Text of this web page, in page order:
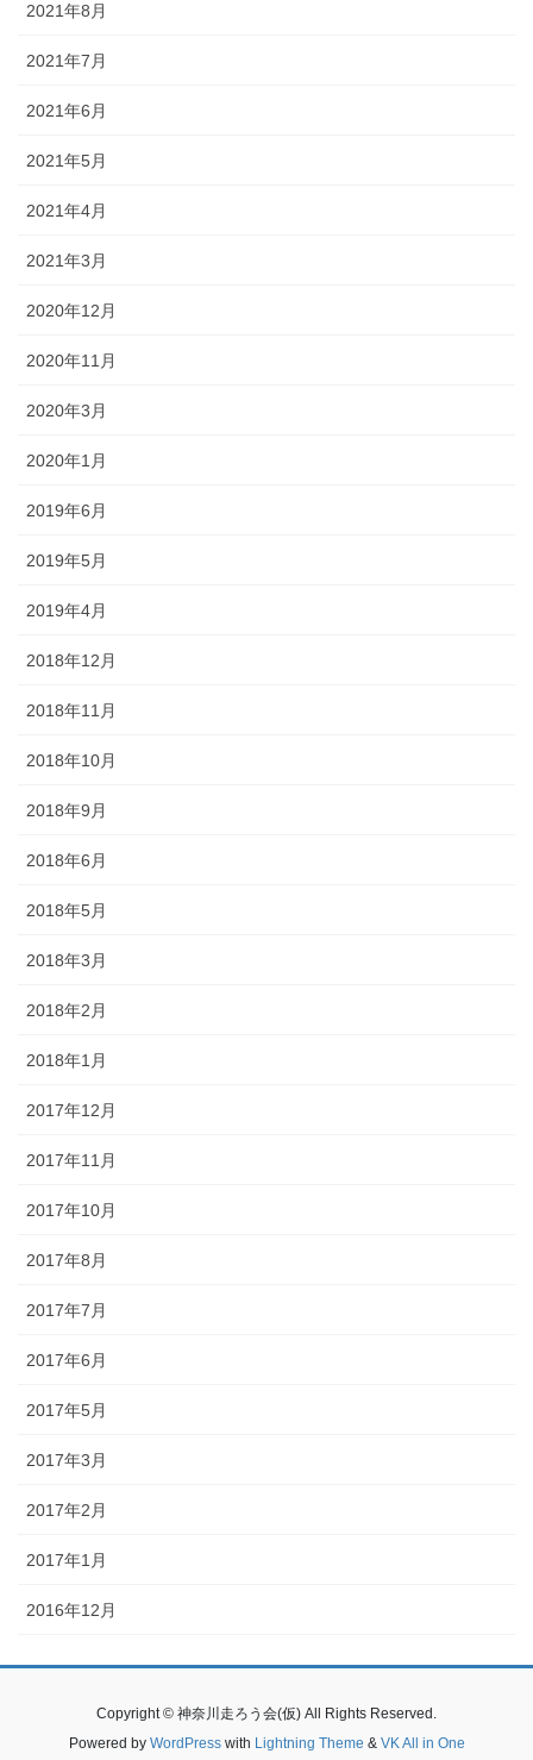
2021年8月
2021年7月
2021年6月
2021年5月
2021年4月
2021年3月
2020年12月
2020年11月
2020年3月
2020年1月
2019年6月
2019年5月
2019年4月
2018年12月
2018年11月
2018年10月
2018年9月
2018年6月
2018年5月
2018年3月
2018年2月
2018年1月
2017年12月
2017年11月
2017年10月
2017年8月
2017年7月
2017年6月
2017年5月
2017年3月
2017年2月
2017年1月
2016年12月
Copyright © 神奈川走ろう会(仮) All Rights Reserved.
Powered by WordPresswith Lightning Theme & VK All in One